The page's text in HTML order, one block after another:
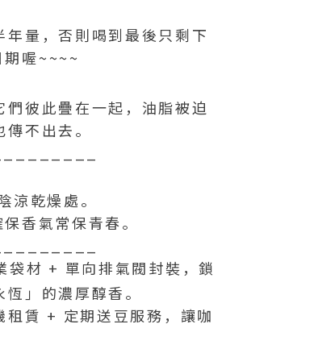
量，否則喝到最後只剩下
喔~~~~
彼此疊在一起，油脂被迫
不出去。
乾燥處。
香氣常保青春。
袋材 + 單向排氣閥封裝，鎖
」的濃厚醇香。
賃 + 定期送豆服務，讓咖